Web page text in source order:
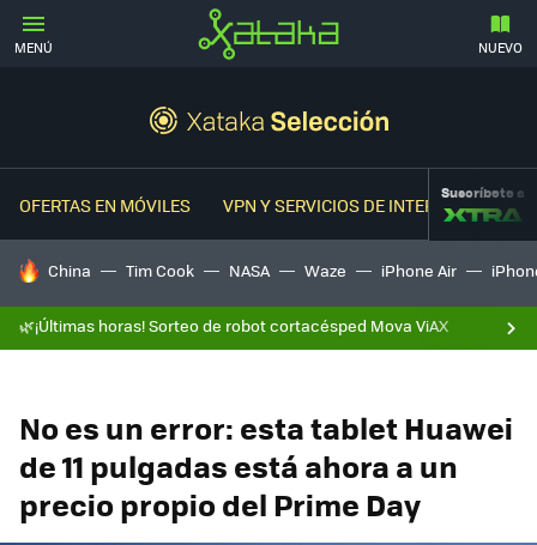
MENÚ NUEVO
OFERTAS EN MÓVILES VPN Y SERVICIOS DE INTERNETSuscríbete a
HOY SE HABLA DE
China Tim Cook NASA Waze iPhone Air
🌿¡Últimas horas! Sorteo de robot cortacésped Mova ViAX
No es un error: esta tablet Huawei
de 11 pulgadas está ahora a un
precio propio del Prime Day